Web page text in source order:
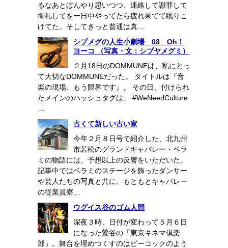
るなあとぼんやり思いつつ、連絡して謝罪して
御礼してを一日中やってたら疲れ果てて眠りこ
けてた。そしてきっと普通は真…
シブメグの人生小劇場 08 Oh！
ヨーコ （写真・文：シブヤメグミ）
２月18日のDOMMUNEは、私にとっ
て大切なDOMMUNEだった。 タイトルは『音
楽の現場、もう限界です』。 その日、付けられ
たメインのハッシュタグは、 #WeNeedCulture
古くて新しい古い家
今年２月８日号で紹介した、北九州
市若松のグランドキャバレー・ベラ
ミの物語には、予想以上の反響をいただいた。
記事中ではベラミのステージを飾ったダンサー
や芸人たちの写真と共に、もともとキャバレー
の従業員寮…
ウグイス谷のゴム人間
深夜３時、日付が変わって５月６日
になった鶯谷の「東京キネマ倶楽
部」。舞台を埋めつくすのはピーコックのよう